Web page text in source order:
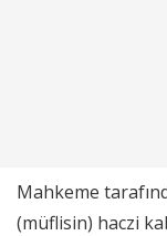
Mahkeme
(müflisin) haczi